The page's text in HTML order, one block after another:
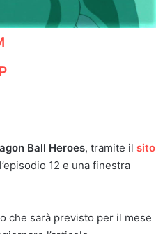
Ball Heroes, tramite il sito
12 e una finestra
che sarà previsto per il mese